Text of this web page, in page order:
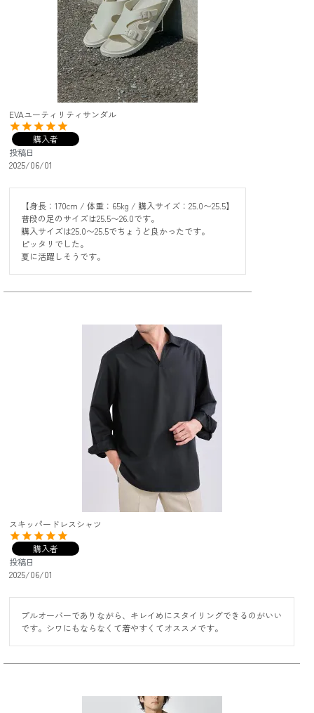
EVAユーティリティサンダル
購入者
投稿日
2025/06/01
【身長：170cm / 体重：65kg / 購入サイズ：25.0〜25.5】
普段の足のサイズは25.5〜26.0です。
購入サイズは25.0〜25.5でちょうど良かったです。
ピッタリでした。
スキッパードレスシャツ
購入者
投稿日
2025/06/01
プルオーバーでありながら、キレイめにスタイリングできるのがいい
です。シワにもならなくて着やすくてオススメです。